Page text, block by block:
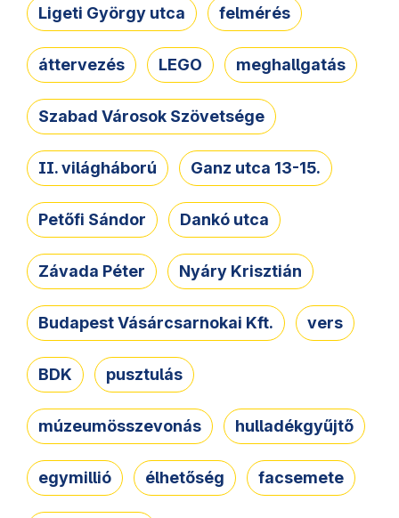
Ligeti György utca felmérés
áttervezés LEGO meghallgatás
Szabad Városok Szövetsége
II. világháború Ganz utca 13-15.
Petőfi Sándor Dankó utca
Závada Péter Nyáry Krisztián
Budapest Vásárcsarnokai Kft. vers
BDK pusztulás
múzeumösszevonás hulladékgyűjtő
egymillió élhetőség facsemete